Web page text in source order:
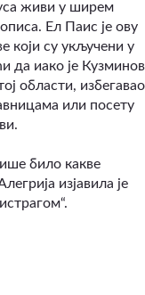
живи у ширем
Ел Паис је ову
који су укључени у
да иако је Кузминов
области, избегавао
или посету
било какве
изјавила је